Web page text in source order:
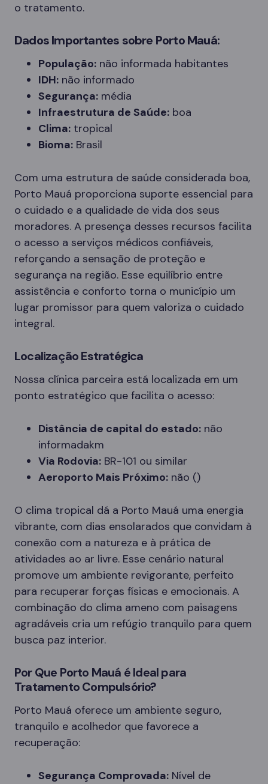
o tratamento.
Dados Importantes sobre Porto Mauá:
População: não informada habitantes
IDH: não informado
Segurança: média
Infraestrutura de Saúde: boa
Clima: tropical
Bioma: Brasil
Com uma estrutura de saúde considerada boa,
Porto Mauá proporciona suporte essencial para
o cuidado e a qualidade de vida dos seus
moradores. A presença desses recursos facilita
o acesso a serviços médicos confiáveis,
reforçando a sensação de proteção e
segurança na região. Esse equilíbrio entre
assistência e conforto torna o município um
lugar promissor para quem valoriza o cuidado
integral.
Localização Estratégica
Nossa clínica parceira está localizada em um
ponto estratégico que facilita o acesso:
Distância de capital do estado: não
informadakm
Via Rodovia: BR-101 ou similar
Aeroporto Mais Próximo: não ()
O clima tropical dá a Porto Mauá uma energia
vibrante, com dias ensolarados que convidam à
conexão com a natureza e à prática de
atividades ao ar livre. Esse cenário natural
promove um ambiente revigorante, perfeito
para recuperar forças físicas e emocionais. A
combinação do clima ameno com paisagens
agradáveis cria um refúgio tranquilo para quem
busca paz interior.
Por Que Porto Mauá é Ideal para
Tratamento Compulsório?
Porto Mauá oferece um ambiente seguro,
tranquilo e acolhedor que favorece a
recuperação:
Segurança Comprovada: Nível de